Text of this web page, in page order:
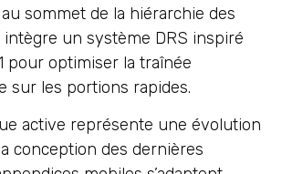
sommet de la hiérarchie des
intègre un système DRS inspiré
pour optimiser la traînée
sur les portions rapides.
active représente une évolution
conception des dernières